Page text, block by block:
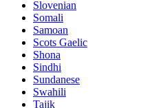
Slovenian
Somali
Samoan
Scots Gaelic
Shona
Sindhi
Sundanese
Swahili
Tajik